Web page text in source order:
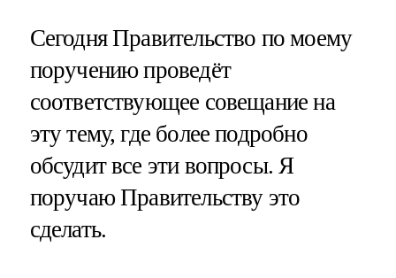
Сегодня Правительство по моему
поручению проведёт
соответствующее совещание на
эту тему, где более подробно
обсудит все эти вопросы. Я
поручаю Правительству это
сделать.